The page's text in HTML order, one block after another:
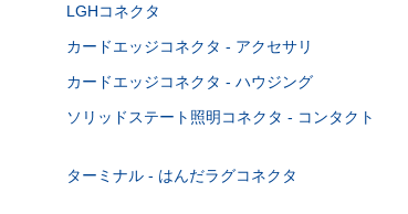
LGHコネクタ
カードエッジコネクタ - アクセサリ
カードエッジコネクタ - ハウジング
ソリッドステート照明コネクタ - コンタクト
ターミナル - はんだラグコネクタ